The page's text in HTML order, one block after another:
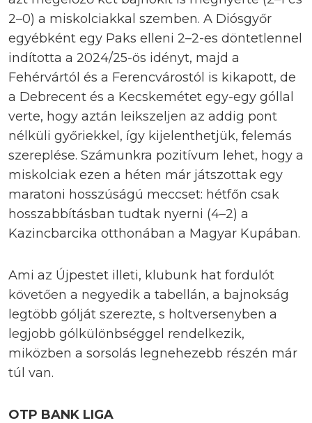
2–0) a miskolciakkal szemben. A Diósgyőr
egyébként egy Paks elleni 2–2-es döntetlennel
indította a 2024/25-ös idényt, majd a
Fehérvártól és a Ferencvárostól is kikapott, de
a Debrecent és a Kecskemétet egy-egy góllal
verte, hogy aztán leikszeljen az addig pont
nélküli győriekkel, így kijelenthetjük, felemás
szereplése. Számunkra pozitívum lehet, hogy a
miskolciak ezen a héten már játszottak egy
maratoni hosszúságú meccset: hétfőn csak
hosszabbításban tudtak nyerni (4–2) a
Kazincbarcika otthonában a Magyar Kupában.
Ami az Újpestet illeti, klubunk hat fordulót
követően a negyedik a tabellán, a bajnokság
legtöbb gólját szerezte, s holtversenyben a
legjobb gólkülönbséggel rendelkezik,
miközben a sorsolás legnehezebb részén már
túl van.
OTP BANK LIGA